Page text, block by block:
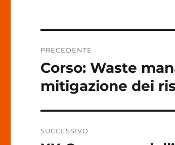
articoli
PRECEDENTE
Articolo
precedente:
Corso: Waste
mitigazione dei
SUCCESSIVO